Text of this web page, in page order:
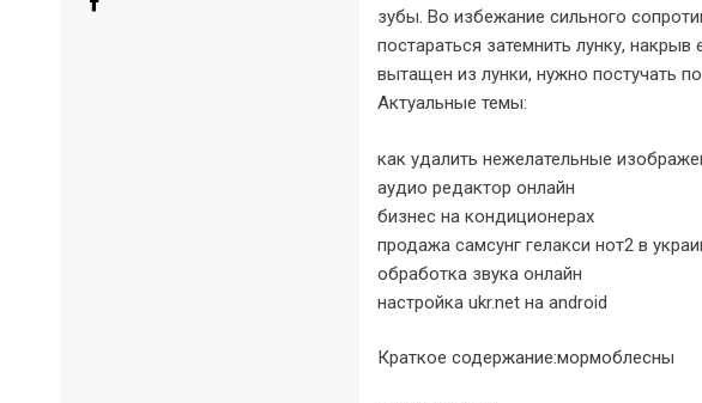
зубы. Во избежание сильного
постараться затемнить лунку,
вытащен из лунки, нужно постучать
Актуальные темы:
как удалить нежелательные
аудио редактор онлайн
бизнес на кондиционерах
продажа самсунг гелакси нот2 в
обработка звука онлайн
настройка ukr.net на android
Краткое содержание:мормоблесны